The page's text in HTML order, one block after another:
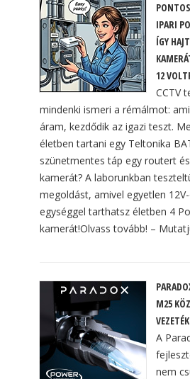
IPARI
ÍGY
12
CCTV
mindenki ismeri a rémálmot:
áram, kezdődik az igazi teszt.
életben tartani egy Teltonika
szünetmentes táp egy routert
kamerát? A laborunkban
megoldást, amivel egyetlen
egységgel tarthatsz életben 4
kamerát!Olvass tovább! –
M25
A
nem